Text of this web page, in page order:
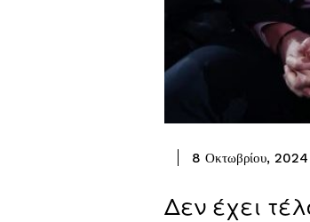
8 Οκτωβρίου, 2024
Δεν έχει